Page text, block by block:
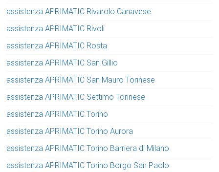
assistenza APRIMATIC Rivarolo Canavese
assistenza APRIMATIC Rivoli
assistenza APRIMATIC Rosta
assistenza APRIMATIC San Gillio
assistenza APRIMATIC San Mauro Torinese
assistenza APRIMATIC Settimo Torinese
assistenza APRIMATIC Torino
assistenza APRIMATIC Torino Aurora
assistenza APRIMATIC Torino Barriera di Milano
assistenza APRIMATIC Torino Borgo San Paolo